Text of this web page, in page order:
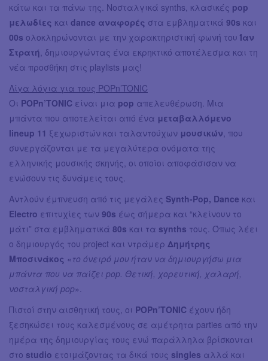
κάτω και τα πάνω της. Νοσταλγικά synths, κλασικές pop
μελωδίες και dance αναφορές στα εμβληματικά 90s και
00s ολοκληρώνονται με την χαρακτηριστική φωνή του Ίαν
Στρατή , δημιουργώντας ένα εκρηκτικό αποτέλεσμα και τη
νέα προσθήκη στις playlists μας!
Λίγα λόγια για τους POPn’TONIC
Οι POPn’TONIC είναι μια pop απελευθέρωση. Mια
μπάντα που αποτελείται από ένα μεταβαλλόμενο
lineup 11 ξεχωριστών και ταλαντούχων μουσικών , που
συνεργάζονται με τα μεγαλύτερα ονόματα της
ελληνικής μουσικής σκηνής, οι οποίοι αποφάσισαν να
ενώσουν τις δυνάμεις τους.
Αντλούν έμπνευση από τις μεγάλες Synth-Pop, Dance και
Electro επιτυχίες των 90s έως σήμερα και “κλείνουν το
μάτι” στα εμβληματικά 80s και τα synths τους. Όπως λέει
ο δημιουργός του project και ντράμερ Δημήτρης
Μποσινάκος « το όνειρό μου ήταν να δημιουργήσω μια
μπάντα που να παίζει pop. Θετική, χορευτική, χαλαρή,
νοσταλγική pop».
Πιστοί στην αισθητική τους, οι POPn’TONIC έχουν ήδη
ξεσηκώσει τους καλεσμένους σε αμέτρητα parties από την
ημέρα της δημιουργίας τους ενώ παράλληλα βρίσκονται
στο studio ετοιμάζοντας τα δικά τους singles αλλά και